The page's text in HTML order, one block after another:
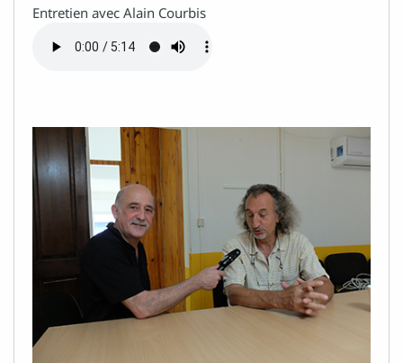
Entretien avec Alain Courbis